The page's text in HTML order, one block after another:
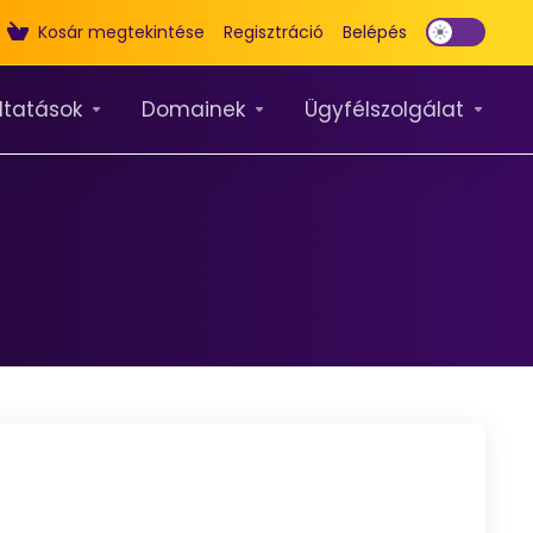
Kosár megtekintése Regisztráció Belépés
Domainek Ügyfélszolgálat